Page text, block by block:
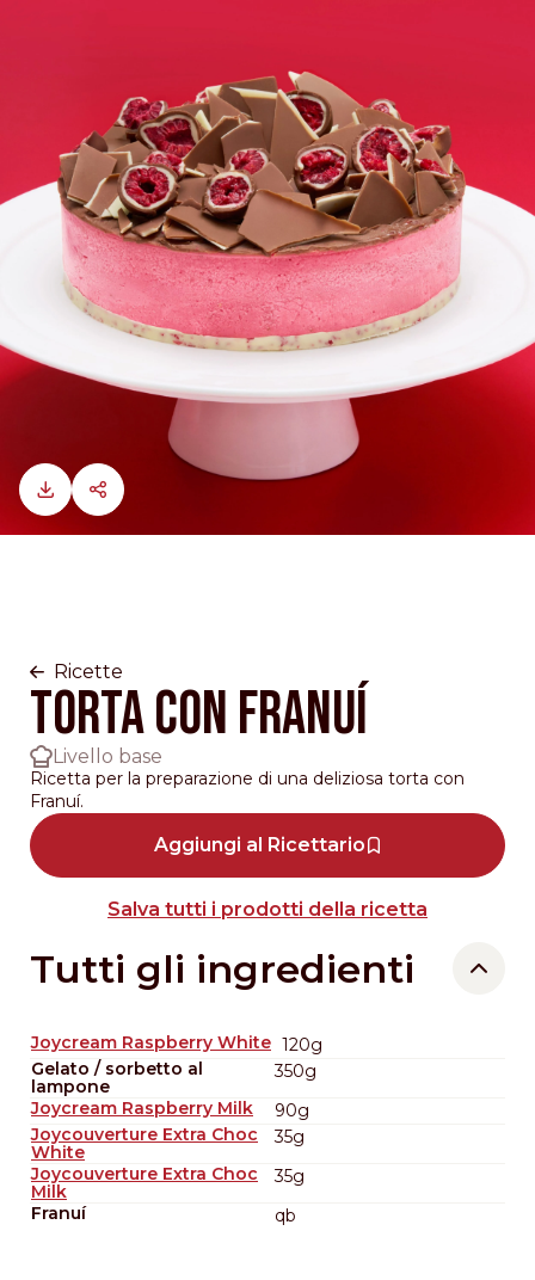
Ricette
Torta con Franuí
Livello base
Ricetta per la preparazione di una deliziosa torta con
Franuí.
Aggiungi al Ricettario
Salva tutti i prodotti della ricetta
Tutti gli ingredienti
Joycream Raspberry White 120g
Gelato / sorbetto al
lampone
350g
Joycream Raspberry Milk
90g
Joycouverture Extra Choc
White
35g
Joycouverture Extra Choc
Milk
35g
Franuí
qb